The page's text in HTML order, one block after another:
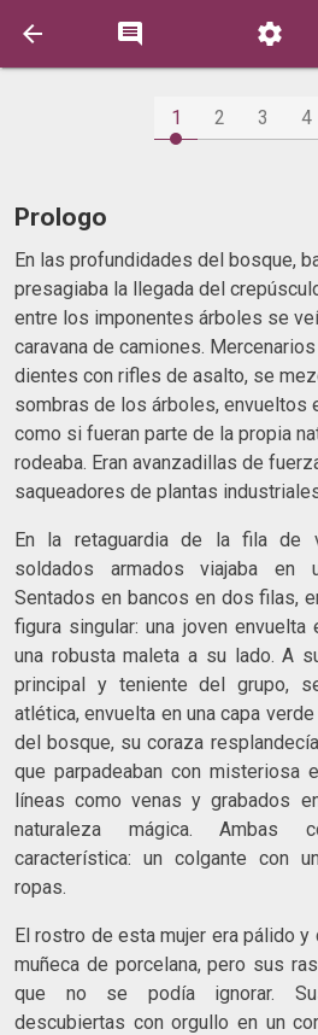
  
1 2 3 4
Prologo
En las profundidades del bosque,
presagiaba la llegada del
entre los imponentes árboles se
caravana de camiones.
dientes con rifles de asalto, se
sombras de los árboles, envueltos
como si fueran parte de la propia
rodeaba. Eran avanzadillas de
saqueadores de plantas
En la retaguardia de la fila de
soldados armados viajaba en
Sentados en bancos en dos filas,
figura singular: una joven envuelta
una robusta maleta a su lado. A
principal y teniente del grupo,
atlética, envuelta en una capa
del bosque, su coraza
que parpadeaban con misteriosa
líneas como venas y grabados
naturaleza mágica. Ambas
característica: un colgante con
ropas.
El rostro de esta mujer era pálido
muñeca de porcelana, pero sus
que no se podía ignorar.
descubiertas con orgullo en un